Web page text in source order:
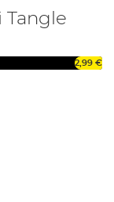
Tangle
2,99 €